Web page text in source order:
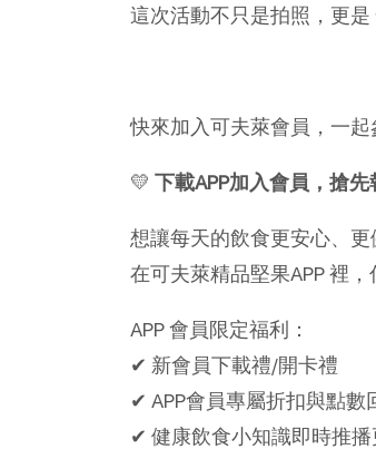
這次活動不只是拍照，更是
快來加入可夫萊會員，一
💛 下載APP加入會員，搶
想讓每天的飲食更安心、更
在可夫萊精品堅果APP 裡
APP 會員限定福利：
✔ 新會員下載禮/開卡禮
✔ APP會員專屬折扣與點數
✔ 健康飲食小知識即時推播